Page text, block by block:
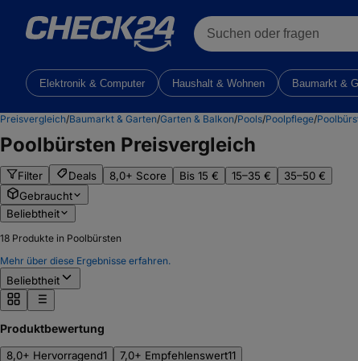
Suchen oder fragen
Elektronik & Computer Haushalt & Wohnen Baumarkt &
Preisvergleich/Baumarkt & Garten/Garten & Balkon/Pools/Poolpflege/
Poolbürsten Preisvergleich
Filter Deals 8,0+ Score Bis 15 € 15–35 €
35–50 €
Gebraucht
Beliebtheit
18 Produkte in Poolbürsten
Mehr über diese Ergebnisse erfahren.
Beliebtheit
Produktbewertung
8,0+ Hervorragend1 7,0+ Empfehlenswert11